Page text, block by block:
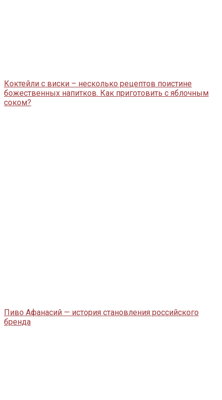
Коктейли с виски – несколько рецептов поистине
божественных напитков. Как приготовить с яблочным
соком?
Пиво Афанасий — история становления российского
бренда